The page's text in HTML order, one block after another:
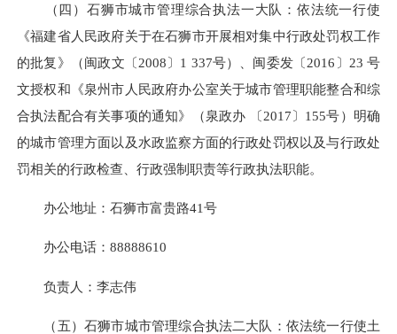
（四） 石狮市城市管理综合执法一大队：依法统一行使
《福建省人民政府关于在石狮市开展相对集中行政处罚权工作
的批复》（闽政文〔2008〕1 337号）、闽委发〔2016〕23 号
文授权和《泉州市人民政府办公室关于城市管理职能整合和综
合执法配合有关事项的通知》（泉政办 〔2017〕155号）明确
的城市管理方面以及水政监察方面的行政处罚权以及与行政处
罚相关的行政检查、行政强制职责等行政执法职能。
办公地址：石狮市富贵路41号
办公电话： 88888610
负责人： 李志伟
（五）石狮市城市管理综合执法二大队：依法统一行使土